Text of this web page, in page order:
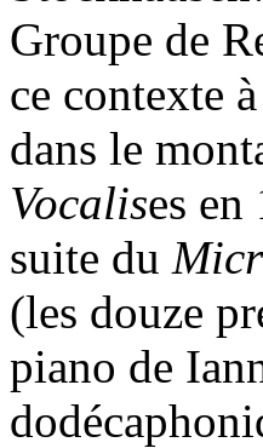
Groupe de
ce contexte
dans le
Vocalises
suite du
(les douze
piano de